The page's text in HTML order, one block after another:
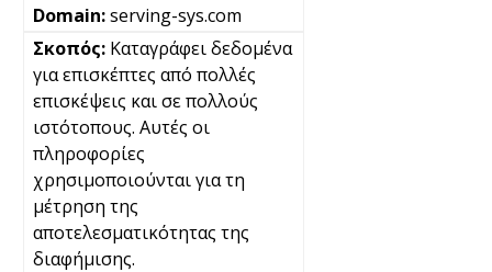
serving-sys.com
Καταγράφει δεδομένα
για επισκέπτες από πολλές
επισκέψεις και σε πολλούς
ιστότοπους. Αυτές οι
πληροφορίες
χρησιμοποιούνται για τη
μέτρηση της
αποτελεσματικότητας της
διαφήμισης.